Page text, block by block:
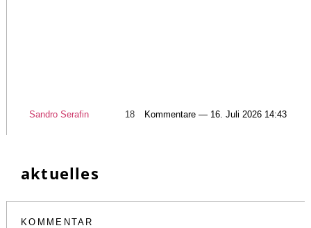
Sandro Serafin 18 Kommentare — 16. Juli 2026 14:43
aktuelles
KOMMENTAR